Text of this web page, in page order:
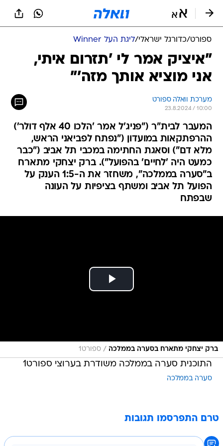
ספורט/כדורגל ישראלי/ליגת העל Winner
"איציק אמר לי 'תזרום איתי,
אני מוציא אותך מזה'"
מערכת וואלה ספורט
23.8.2024 / 10:00
המעבר לבית"ר ("פניג'ל אמר 'הלכו 40 אלף דולר')
ההרפתקאות במועדון ("נפתח לפביאני הראש,
מלא דם") וסאגת החתימה במכבי תל אביב ("כבר
כמעט היה 'לחיים' בהפועל"). ברק יצחקי מתארח
ב"סערה בממלכה", משחזר את ה-1:5 הענק על
הפועל תל אביב ומשתף בציפיות על העונה
שבפתח
ברק יצחקי מתארח בסערה בממלכה / ספורט1
התוכנית סערה בממלכה משודרת בערוצי ספורט1
סערה בממלכה
טרם התפרסמו תגובות